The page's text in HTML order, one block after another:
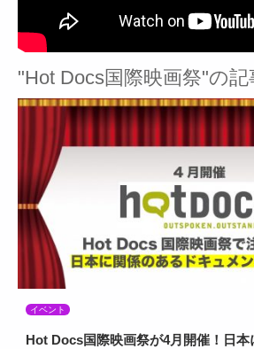
"Hot Docs国際映画祭"の記
イベント
Hot Docs国際映画祭が4月開催！日本